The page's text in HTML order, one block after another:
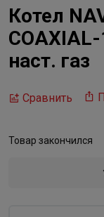
Котел
наст. газ
Сравнить
Товар закончился